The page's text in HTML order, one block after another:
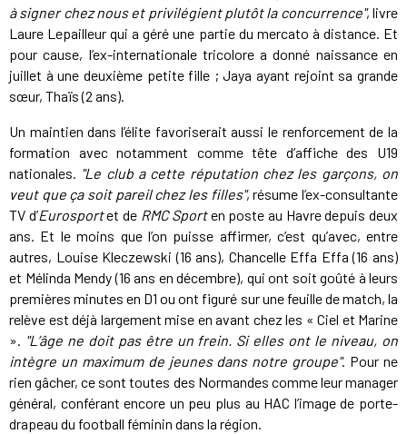
à signer chez nous et privilégient plutôt la concurrence", livre
Laure Lepailleur qui a géré une partie du mercato à distance. Et
pour cause, l’ex-internationale tricolore a donné naissance en
juillet à une deuxième petite fille ; Jaya ayant rejoint sa grande
sœur, Thaïs (2 ans).
Un maintien dans l’élite favoriserait aussi le renforcement de la
formation avec notamment comme tête d’affiche des U19
nationales. "Le club a cette réputation chez les garçons, on
veut que ça soit pareil chez les filles", résume l’ex-consultante
TV d’Eurosportet de RMC Sporten poste au Havre depuis deux
ans. Et le moins que l’on puisse affirmer, c’est qu’avec, entre
autres, Louise Kleczewski (16 ans), Chancelle Effa Effa (16 ans)
et Mélinda Mendy (16 ans en décembre), qui ont soit goûté à leurs
premières minutes en D1 ou ont figuré sur une feuille de match, la
relève est déjà largement mise en avant chez les « Ciel et Marine
». "L’âge ne doit pas être un frein. Si elles ont le niveau, on
intègre un maximum de jeunes dans notre groupe". Pour ne
rien gâcher, ce sont toutes des Normandes comme leur manager
général, conférant encore un peu plus au HAC l’image de porte-
drapeau du football féminin dans la région.